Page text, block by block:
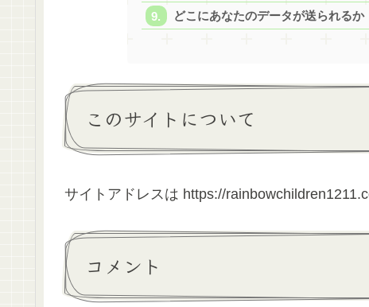
どこにあなたのデータが送られるか
このサイトについて
サイトアドレスは https://
コメント